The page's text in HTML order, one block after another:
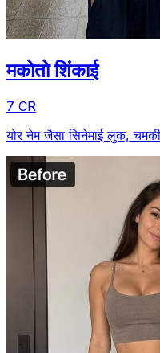
मकोतो शिंकाई
7 CR
योर नेम जैसा सिनेमाई लुक,